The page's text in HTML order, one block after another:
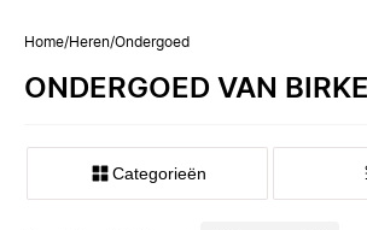
Home/Heren/Ondergoed
ONDERGOED VAN
Categorieën